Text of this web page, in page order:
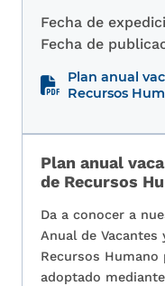
Fecha de
Fecha de
Plan anual
Recursos
Plan anual
de Recursos
Da a conocer a
Anual de Vacantes
Recursos Humano
adoptado